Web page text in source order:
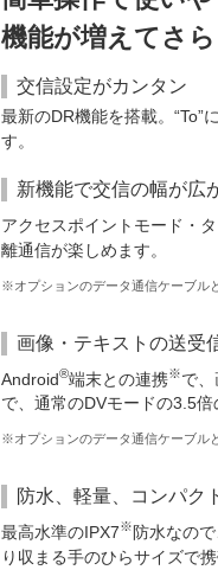
機能が増えてさ
交信設定がカンタン
最新のDR機能を搭載。“To”
す。
新機能で交信の幅が広
アクセスポイントモード・
離通信が楽しめます。
※オプションのデータ通信ケーブル
画像・テキストの送受
Android®端末との連携※で
で、通常のDVモードの3.5
※オプションのデータ通信ケーブル
防水、軽量、コンパク
最高水準のIPX7※ 防水なの
り収まる手のひらサイズで